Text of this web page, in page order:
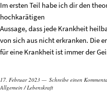
Im ersten Teil habe ich dir den
hochkarätigen
Aussage, dass jede Krankheit
von sich aus nicht erkranken. Die
für eine Krankheit ist immer der
17. Februar 2023
Schreibe einen
Allgemein /Lebenskraft